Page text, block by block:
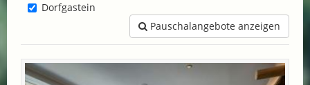
Dorfgastein
Pauschalangebote anzeigen